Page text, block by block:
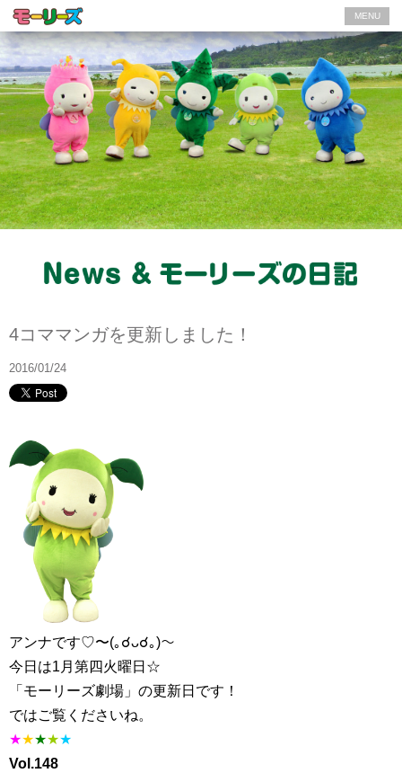
MENU
4コママンガを更新しました！
2016/01/24
アンナです♡〜(｡☌ᴗ☌｡)〜
今日は1月第四火曜日☆
「モーリーズ劇場」の更新日です！
ではご覧くださいね。
★★★★★
Vol.148